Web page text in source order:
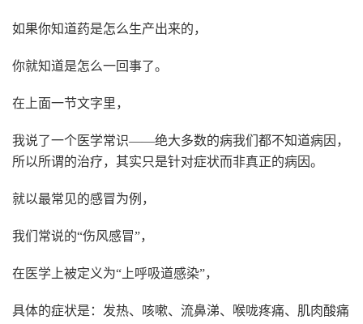
如果你知道药是怎么生产出来的，
你就知道是怎么一回事了。
在上面一节文字里，
我说了一个医学常识——绝大多数的病我们都不知道病因，
所以所谓的治疗，其实只是针对症状而非真正的病因。
就以最常见的感冒为例，
我们常说的“伤风感冒”，
在医学上被定义为“上呼吸道感染”，
具体的症状是：发热、咳嗽、流鼻涕、喉咙疼痛、肌肉酸痛